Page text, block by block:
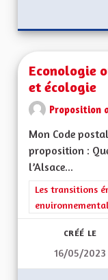
Econologie
et écologie
Proposition
Mon Code
proposition :
l’Alsace...
Filtrer les
Les transitions
CRÉÉ LE
16/05/2023